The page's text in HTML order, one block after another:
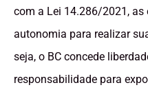
com a Lei 14.286/2021, as
autonomia para realizar
seja, o BC concede
responsabilidade para